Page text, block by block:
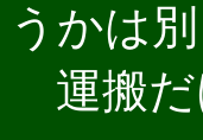
うかは
運搬だ